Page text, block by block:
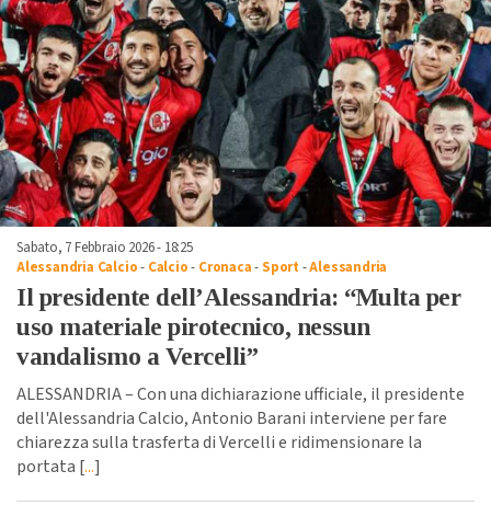
Sabato, 7 Febbraio 2026 - 18:25
Alessandria Calcio- Calcio- Cronaca-Sport -Alessandria
Il presidente dell’Alessandria: “Multa per
uso materiale pirotecnico, nessun
vandalismo a Vercelli”
ALESSANDRIA – Con una dichiarazione ufficiale, il presidente
dell'Alessandria Calcio, Antonio Barani interviene per fare
chiarezza sulla trasferta di Vercelli e ridimensionare la
portata [...]